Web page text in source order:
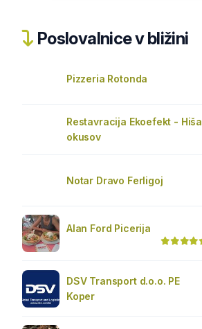
Poslovalnice v bližini
Pizzeria Rotonda
Restavracija Ekoefekt - Hiša
okusov
Notar Dravo Ferligoj
Alan Ford Picerija
DSV Transport d.o.o. PE
Koper